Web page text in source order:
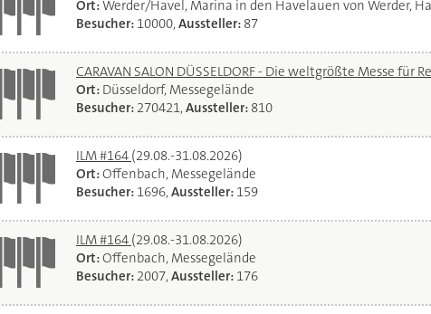
Ort:Werder/Havel, Marina in den Havelauen von Werder,
Besucher: 10000,Aussteller: 87
CARAVAN SALON DÜSSELDORF - Die weltgrößte Messe für
Ort: Düsseldorf, Messegelände
Besucher: 270421,Aussteller: 810
ILM #164 (29.08.-31.08.2026)
Ort:Offenbach, Messegelände
Besucher: 1696,Aussteller: 159
ILM #164 (29.08.-31.08.2026)
Ort:Offenbach, Messegelände
Besucher: 2007,Aussteller: 176